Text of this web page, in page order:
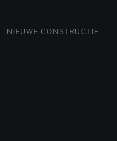
FLATS EN APPARTEMENTEN
HUIZEN EN VILLA'S
NIEUWE CONSTRUCTIE
NIEUWE